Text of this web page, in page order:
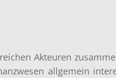
Akteuren
allgemein